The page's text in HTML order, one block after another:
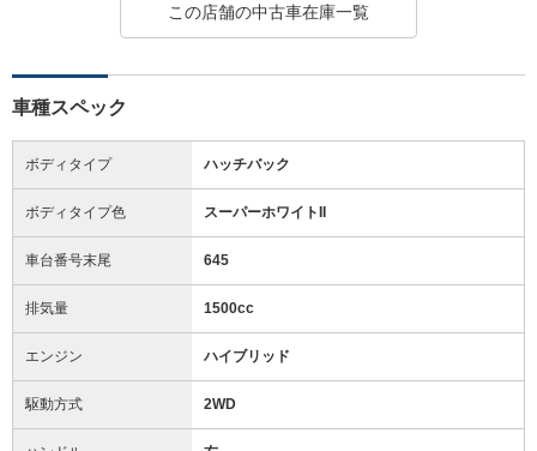
この店舗の中古車在庫一覧
車種スペック
ボディタイプ ハッチバック
ボディタイプ色 スーパーホワイトII
車台番号末尾 645
排気量 1500cc
エンジン ハイブリッド
駆動方式 2WD